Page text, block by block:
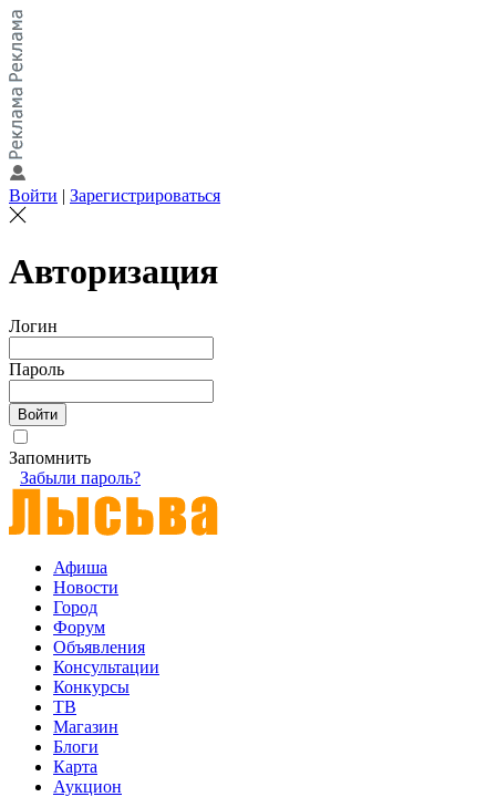
Войти | Зарегистрироваться
Авторизация
Логин
Пароль
Запомнить
Забыли пароль?
Афиша
Новости
Город
Форум
Объявления
Консультации
Конкурсы
ТВ
Магазин
Блоги
Карта
Аукцион